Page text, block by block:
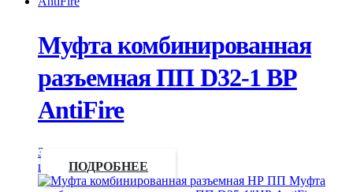
Муфта комбинированная
разъемная ПП D32-1 ВР
AntiFire
Запросить
цену
ПОДРОБНЕЕ